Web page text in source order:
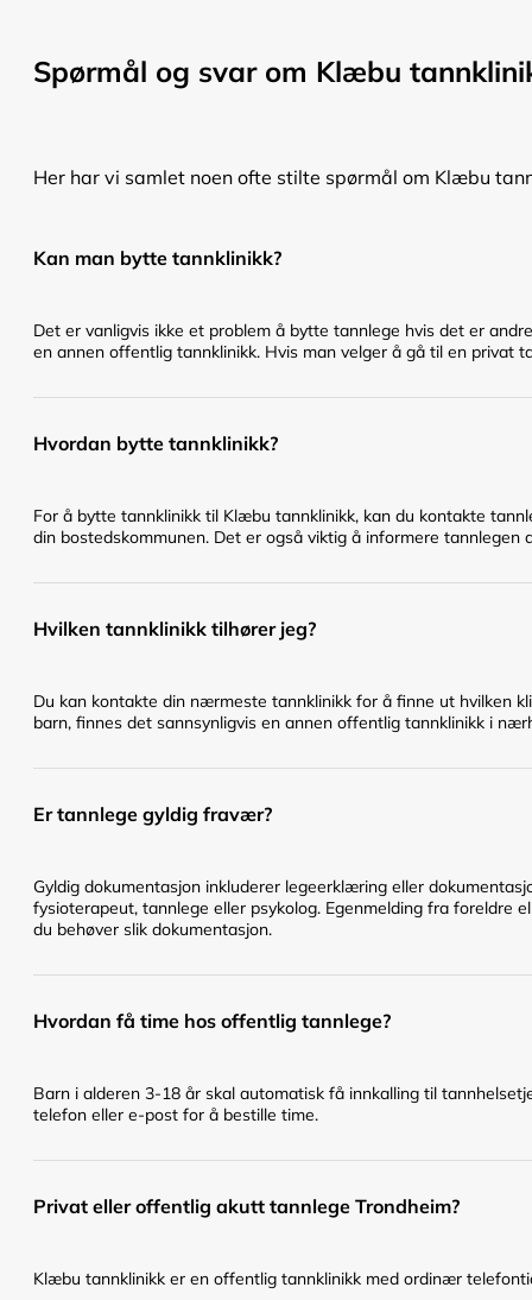
Spørmål og svar om Klæbu
Her har vi samlet noen ofte stilte spørmål om Klæbu
Kan man bytte tannklinikk?
Det er vanligvis ikke et problem å bytte tannlege hvis det er
en annen offentlig tannklinikk. Hvis man velger å gå til en privat
Hvordan bytte tannklinikk?
For å bytte tannklinikk til Klæbu tannklinikk, kan du kontakte
din bostedskommunen. Det er også viktig å informere
Hvilken tannklinikk tilhører jeg?
Du kan kontakte din nærmeste tannklinikk for å finne ut hvilken
barn, finnes det sannsynligvis en annen offentlig tannklinikk i
Er tannlege gyldig fravær?
Gyldig dokumentasjon inkluderer legeerklæring eller
fysioterapeut, tannlege eller psykolog. Egenmelding fra foreldre
du behøver slik dokumentasjon.
Hvordan få time hos offentlig tannlege?
Barn i alderen 3-18 år skal automatisk få innkalling til
telefon eller e-post for å bestille time.
Privat eller offentlig akutt tannlege Trondheim?
Klæbu tannklinikk er en offentlig tannklinikk med ordinær